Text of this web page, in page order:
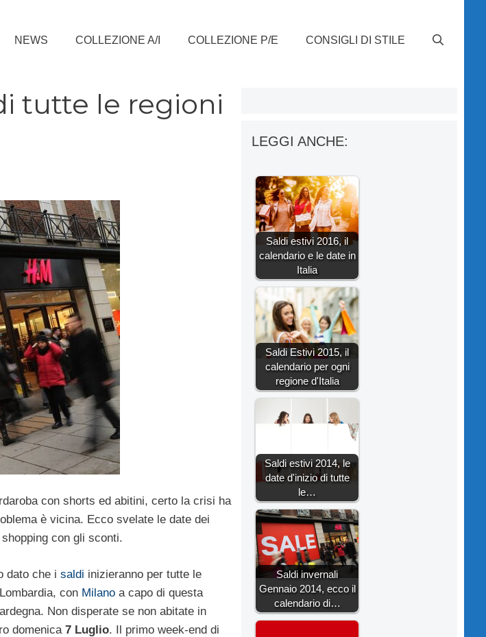
NEWS COLLEZIONE A/I COLLEZIONE P/E CONSIGLI DI STILE
tutte le regioni
con shorts ed abitini, certo la crisi ha
è vicina. Ecco svelate le date dei
con gli sconti.
dato che i saldi inizieranno per tutte le
con Milano a capo di questa
Non disperate se non abitate in
domenica 7 Luglio. Il primo week-end di
LEGGI ANCHE:
Saldi estivi 2016, il
calendario e le date in
Italia
Saldi Estivi 2015, il
calendario per ogni
regione d'Italia
Saldi estivi 2014, le
date d'inizio di tutte
le…
Saldi invernali
Gennaio 2014, ecco il
calendario di…